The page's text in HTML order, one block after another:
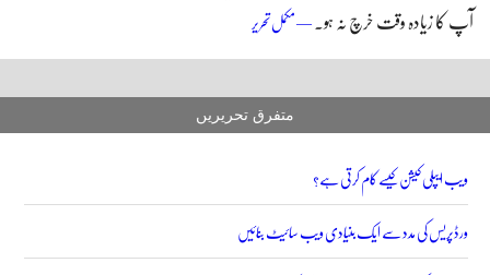
آپ کا زیادہ وقت خرچ نہ ہو۔ — مکمل تحریر
انسٹال کریں
متفرق تحریریں
ویب ایپلی کیشن کیسے کام کرتی ہے؟
ورڈپریس کی مدد سے ایک بنیادی ویب سائیٹ بنائیں